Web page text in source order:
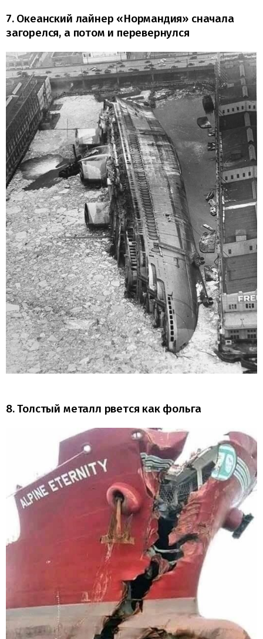
7. Океанский лайнер «Нормандия» сначала
загорелся, а потом и перевернулся
8. Толстый металл рвется как фольга